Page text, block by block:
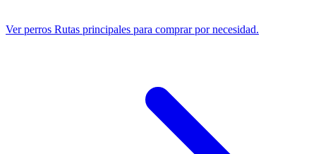
Ver perros Rutas principales para comprar por necesidad.